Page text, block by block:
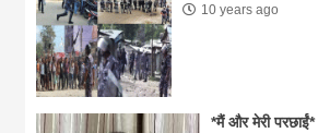
10 years ago
*मैं और मेरी